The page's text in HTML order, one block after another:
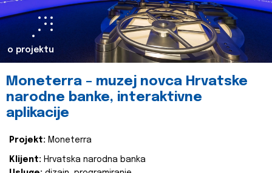
o projektu
Moneterra – muzej novca Hrvatske
narodne banke, interaktivne
aplikacije
Projekt: Moneterra
Klijent: Hrvatska narodna banka